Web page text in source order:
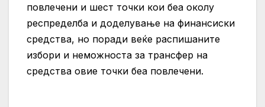
повлечени и шест точки кои беа околу
респределба и доделување на финансиски
средства, но поради веќе распишаните
избори и неможноста за трансфер на
средства овие точки беа повлечени.